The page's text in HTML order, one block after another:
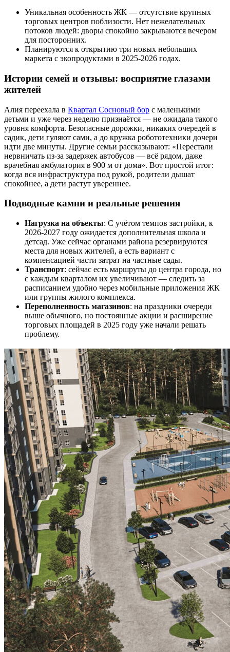
Уникальная особенность ЖК — отсутствие крупных
торговых центров поблизости. Нет нежелательных
потоков людей: дворы спокойно закрываются вечером
для посторонних.
Планируются к открытию три новых небольших
маркета с экопродуктами в 2025-2026 годах.
Истории семей и отзывы: восприятие глазами
жителей
Алия переехала в Квартал Сосновый бор с маленькими
детьми и уже через неделю признаётся — не ожидала такого
уровня комфорта. Безопасные дорожки, никаких очередей в
садик, дети гуляют сами, а до кружка робототехники дочери
идти две минуты. Другие семьи рассказывают: «Перестали
нервничать из-за задержек автобусов — всё рядом, даже
врачебная амбулатория в 900 м от дома». Вот простой итог:
когда вся инфраструктура под рукой, родители дышат
спокойнее, а дети растут увереннее.
Подводные камни и реальные решения
Нагрузка на объекты: С учётом темпов застройки, к
2026-2027 году ожидается дополнительная школа и
детсад. Уже сейчас органами района резервируются
места для новых жителей, а есть вариант с
компенсацией части затрат на частные сады.
Транспорт: сейчас есть маршруты до центра города, но
с каждым кварталом их увеличивают — следить за
расписанием удобно через мобильные приложения ЖК
или группы жилого комплекса.
Переполненность магазинов: на праздники очереди
выше обычного, но постоянные акции и расширение
торговых площадей в 2025 году уже начали решать
проблему.